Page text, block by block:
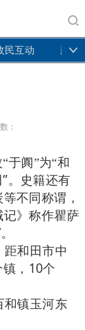
民互动 政务
：
于阗”为“和
。史籍还有
不同称谓，
》称作瞿萨
和田市中
， 10个
和镇玉河东